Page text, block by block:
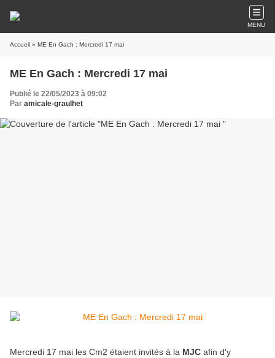
MENU
Accueil » ME En Gach : Mercredi 17 mai
ME En Gach : Mercredi 17 mai
Publié le 22/05/2023 à 09:02
Par amicale-graulhet
Mercredi 17 mai les Cm2 étaient invités à la MJC afin d'y